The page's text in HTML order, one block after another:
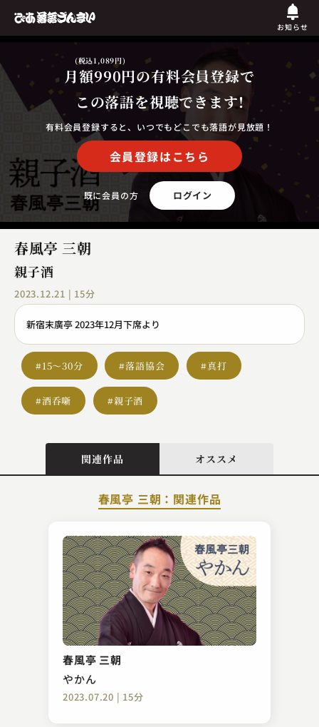
お知らせ
月額990円
(税込1,089円)
の有料会員登録で
この落語を視聴できます!
有料会員登録すると、いつでもどこでも落語が見放題！
会員登録はこちら
既に会員の方 ログイン
春風亭 三朝
親子酒
2023.12.21 | 15分
新宿末廣亭 2023年12月下席より
#15～30分 #落語協会 #真打
#酒呑噺 #親子酒
関連作品 オススメ
春風亭 三朝：関連作品
春風亭 三朝
やかん
2023.07.20 | 15分
柳家 はん治
背なで老いてる唐獅子牡丹
2023.10.23 | 16分